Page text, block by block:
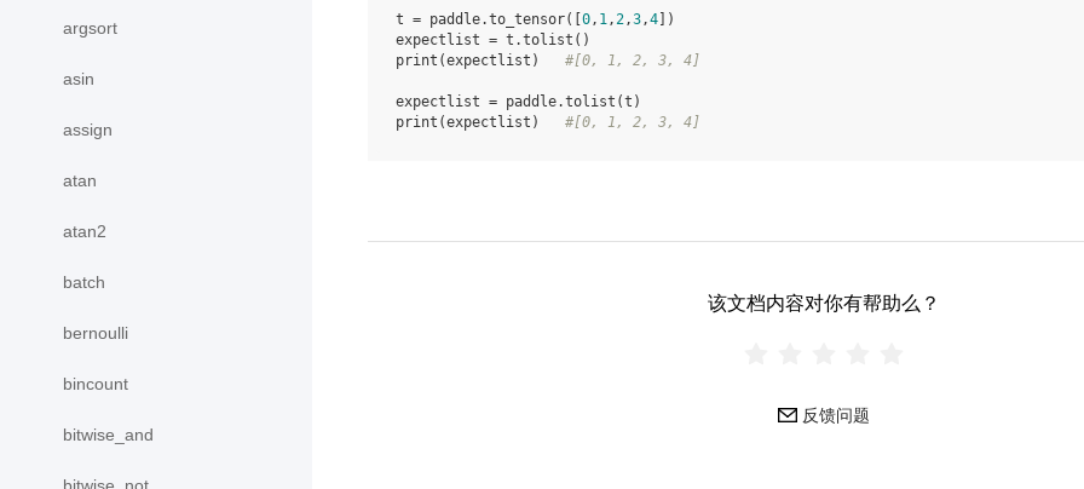
argsort
asin
assign
atan
atan2
batch
bernoulli
bincount
bitwise_and
t = paddle.to_tensor([ 0, 1,2,3,4 ])
expectlist = t .tolist ()
print (expectlist ) #[0, 1, 2, 3, 4]
expectlist = paddle.tolist (t )
print (expectlist ) #[0, 1, 2, 3, 4]
该文档内容对你有帮助么？
反馈问题